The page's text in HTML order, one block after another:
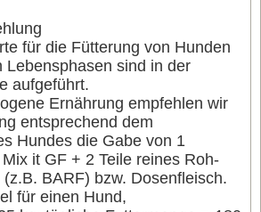
für die Fütterung von Hunden
Lebensphasen sind in der
aufgeführt.
Ernährung empfehlen wir
entsprechend dem
Hundes die Gabe von 1
it GF + 2 Teile reines Roh-
BARF) bzw. Dosenfleisch.
für einen Hund,